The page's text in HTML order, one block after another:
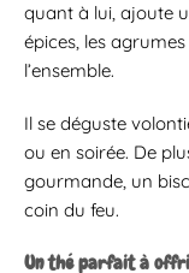
quant à lui, ajoute
épices, les
l’ensemble.
Il se déguste
ou en soirée. De
gourmande, un
coin du feu.
Un thé parfait à